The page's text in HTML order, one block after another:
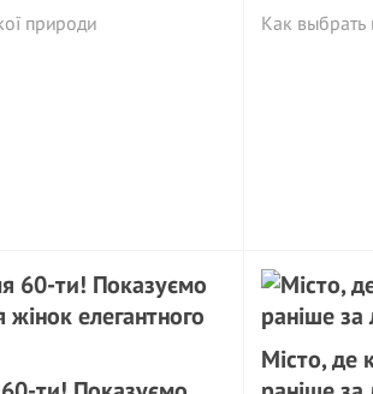
природи Как
Місто, де